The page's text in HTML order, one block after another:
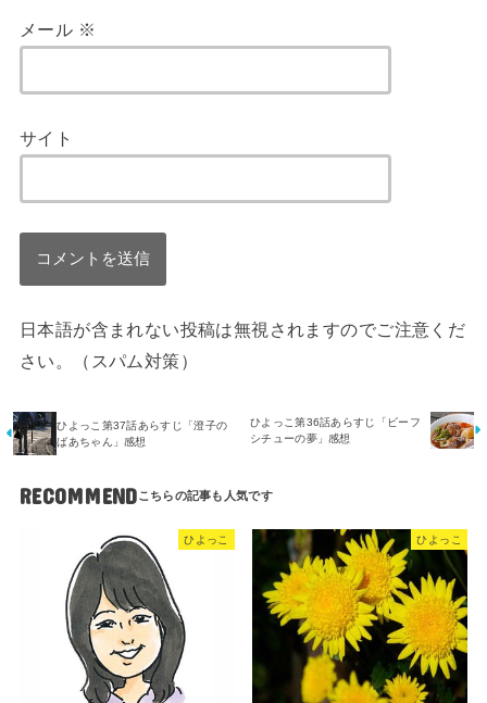
メール ※
サイト
日本語が含まれない投稿は無視されますのでご注意くだ
さい。（スパム対策）
ひよっこ第37話あらすじ「澄子の
ばあちゃん」感想
ひよっこ第36話あらすじ「ビーフ
シチューの夢」感想
RECOMMEND
ひよっこ ひよっこ